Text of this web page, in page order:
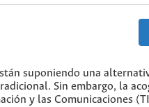
suponiendo una
Sin embargo, la
y las Comunicaciones